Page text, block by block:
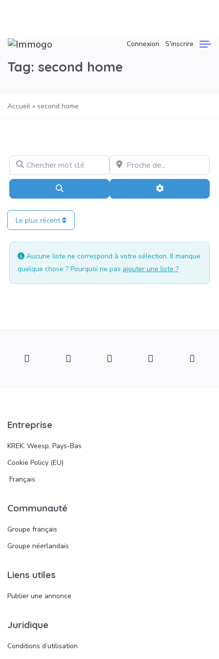
Connexion S'inscrire
Tag: second home
Accueil » second home
Chercher mot clé Proche de...
Recherche Advanced
Le plus récent
Aucune liste ne correspond à votre sélection. Il manque
quelque chose ? Pourquoi ne pas ajouter une liste ?
Entreprise
KREK. Weesp, Pays-Bas
Cookie Policy (EU)
Français
Communauté
Groupe français
Groupe néerlandais
Liens utiles
Publier une annonce
Juridique
Conditions d’utilisation